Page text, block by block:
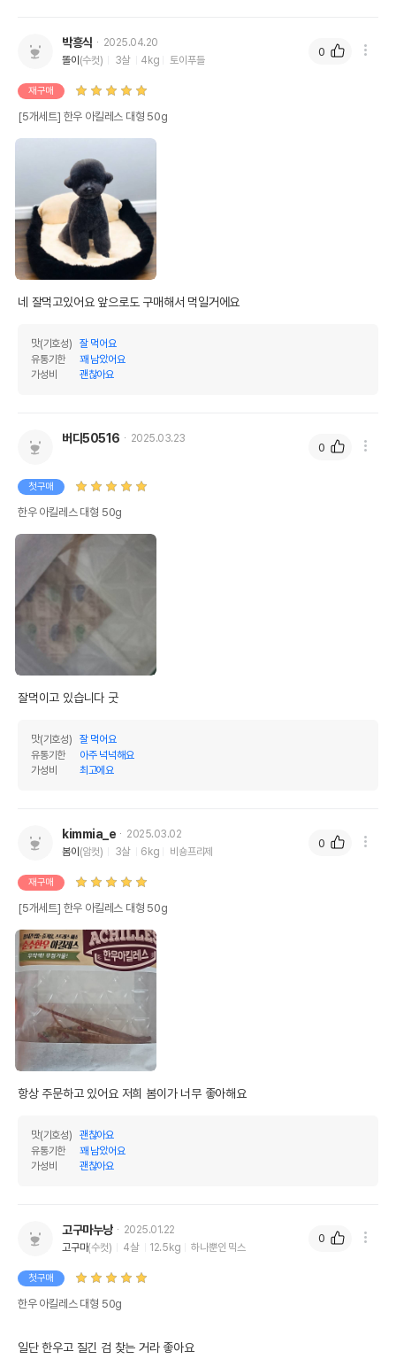
박흥식
2025.04.20
똘이 (수컷) 3살 4kg 토이푸들
재구매
[5개세트] 한우 아킬레스 대형 50g
네 잘먹고있어요 앞으로도 구매해서 먹일거에요
맛(기호성)
잘 먹어요
유통기한
꽤 남았어요
가성비
괜찮아요
0
버디50516 2025.03.23
첫구매
한우 아킬레스 대형 50g
잘먹이고 있습니다 굿
맛(기호성)
잘 먹어요
유통기한
아주 넉넉해요
가성비
최고에요
0
kimmia_e
2025.03.02
봄이 (암컷) 3살 6kg 비숑프리제
재구매
[5개세트] 한우 아킬레스 대형 50g
항상 주문하고 있어요 저희 봄이가 너무 좋아해요
맛(기호성)
괜찮아요
유통기한
꽤 남았어요
가성비
괜찮아요
0
고구마누낭
2025.01.22
고구마(수컷) 4살 12.5kg 하나뿐인 믹스
첫구매
한우 아킬레스 대형 50g
일단 한우고 질긴 검 찾는 거라 좋아요
0